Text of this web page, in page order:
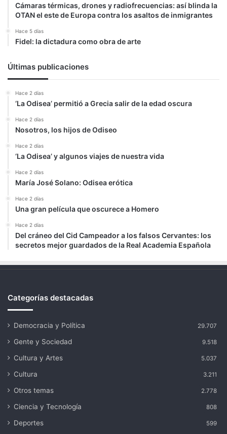
Cámaras térmicas, drones y radiofrecuencias: así blinda la
OTAN el este de Europa contra los asaltos de inmigrantes
Hace 5 días
Fidel: la dictadura como obra de arte
Últimas publicaciones
Hace 2 días
‘La Odisea’ permitió a Grecia salir de la edad oscura
Hace 2 días
Nosotros, los hijos de Odiseo
Hace 2 días
‘La Odisea’ y algunos viajes de nuestra vida
Hace 2 días
María José Solano: Odisea erótica
Hace 2 días
Una gran película que oscurece a Homero
Hace 2 días
Del cráneo del Cid Campeador a los falsos Cervantes: los
secretos mejor guardados de la Real Academia Española
Categorías destacadas
Democracia y Política 29.707
Gente y Sociedad 9.518
Cultura y Artes 5.037
Cultura 3.211
Otros temas 2.778
Ciencia y Tecnología 808
Deportes 599